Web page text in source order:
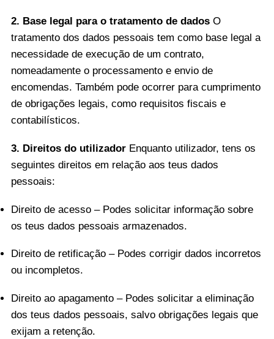
2. Base legal para o tratamento de dadosO
tratamento dos dados pessoais tem como base legal a
necessidade de execução de um contrato,
nomeadamente o processamento e envio de
encomendas. Também pode ocorrer para cumprimento
de obrigações legais, como requisitos fiscais e
contabilísticos.
3. Direitos do utilizadorEnquanto utilizador, tens os
seguintes direitos em relação aos teus dados
pessoais:
Direito de acesso – Podes solicitar informação sobre
os teus dados pessoais armazenados.
Direito de retificação – Podes corrigir dados incorretos
ou incompletos.
Direito ao apagamento – Podes solicitar a eliminação
dos teus dados pessoais, salvo obrigações legais que
exijam a retenção.